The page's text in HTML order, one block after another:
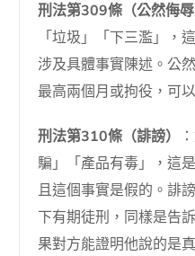
刑法第309條（公然侮辱
「垃圾」「下三濫」，
涉及具體事實陳述。公
最高兩個月或拘役，可
刑法第310條（誹謗）
騙」「產品有毒」，這
且這個事實是假的。誹
下有期徒刑，同樣是告
果對方能證明他說的是